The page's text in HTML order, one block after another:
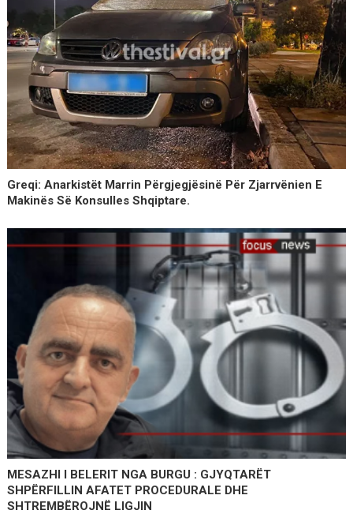
Greqi: Anarkistët Marrin Përgjegjësinë Për Zjarrvënien E
Makinës Së Konsulles Shqiptare.
MESAZHI I BELERIT NGA BURGU : GJYQTARËT
SHPËRFILLIN AFATET PROCEDURALE DHE
SHTREMBËROJNË LIGJIN